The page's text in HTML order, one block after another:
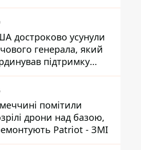
достроково усунули
генерала, який
підтримку
- причину
помітили
дрони над базою,
Patriot - ЗМІ